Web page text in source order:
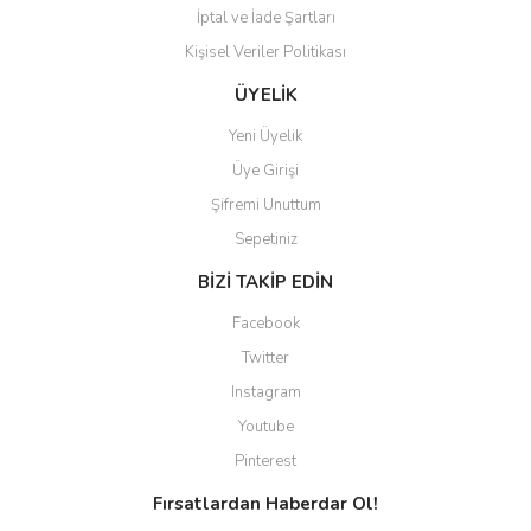
Gönder
İptal ve İade Şartları
Kişisel Veriler Politikası
ÜYELİK
Yeni Üyelik
Üye Girişi
Şifremi Unuttum
Sepetiniz
BİZİ TAKİP EDİN
Facebook
Twitter
Instagram
Youtube
Pinterest
Fırsatlardan Haberdar Ol!